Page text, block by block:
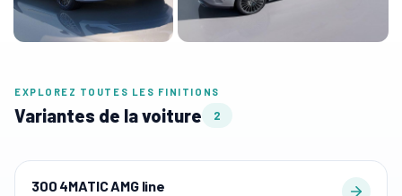
EXPLOREZ TOUTES LES FINITIONS
Variantes de la voiture 2
300 4MATIC AMG line